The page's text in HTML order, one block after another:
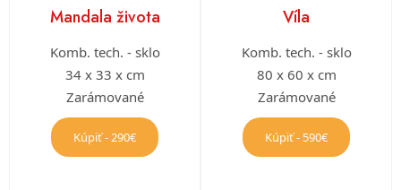
Mandala života
Komb. tech. - sklo
34 x 33 x cm
Zarámované
Kúpiť - 290€
Víla
Komb. tech. - sklo
80 x 60 x cm
Zarámované
Kúpiť - 590€